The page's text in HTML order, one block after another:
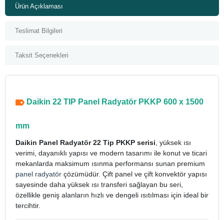
Ürün Açıklaması
Teslimat Bilgileri
Taksit Seçenekleri
Daikin 22 TIP Panel Radyatör PKKP 600 x 1500
mm
Daikin Panel Radyatör 22 Tip PKKP serisi , yüksek ısı
verimi, dayanıklı yapısı ve modern tasarımı ile konut ve ticari
mekanlarda maksimum ısınma performansı sunan premium
panel radyatör çözümüdür. Çift panel ve çift konvektör yapısı
sayesinde daha yüksek ısı transferi sağlayan bu seri,
özellikle geniş alanların hızlı ve dengeli ısıtılması için ideal bir
tercihtir.